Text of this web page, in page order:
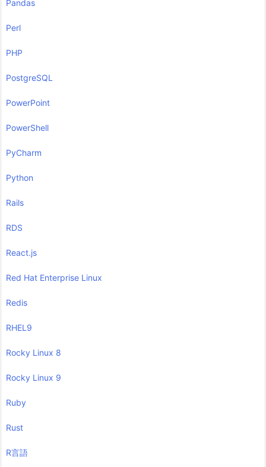
Pandas
Perl
PHP
PostgreSQL
PowerPoint
PowerShell
PyCharm
Python
Rails
RDS
React.js
Red Hat Enterprise Linux
Redis
RHEL9
Rocky Linux 8
Rocky Linux 9
Ruby
Rust
R言語